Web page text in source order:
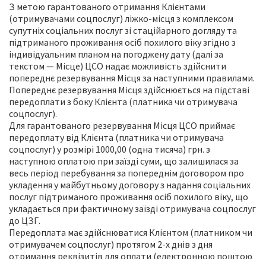
З метою гарантованого отримання Клієнтами
(отримувачами соцпослуг) ліжко-місця з комплексом
супутніх соціальних послуг зі стаційарного догляду та
підтриманого проживання осіб похилого віку згідно з
індивідуальним планом на погоджену дату (далі за
текстом — Місце) ЦСО надає можливість здійснити
попереднє резервування Місця за наступними правилами.
Попереднє резервування Місця здійснюється на підставі
передоплати з боку Клієнта (платника чи отримувача
соцпослуг).
Для гарантованого резервування Місця ЦСО приймає
передоплату від Клієнта (платника чи отримувача
соцпослуг) у розмірі 1000,00 (одна тисяча) грн. з
наступною оплатою при заїзді суми, що залишилася за
весь період перебування за попереднім договором про
укладення у майбутньому договору з надання соціальних
послуг підтриманого проживання осіб похилого віку, що
укладається при фактичному заїзді отримувача соцпослуг
до ЦЗГ.
Передоплата має здійснюватися Клієнтом (платником чи
отримувачем соцпослуг) протягом 2-х днів з дня
отримання реквізитів для оплати (електронною поштою